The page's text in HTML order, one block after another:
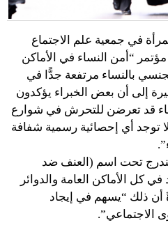
في جمعية علم الاجتماع
مؤتمر “أمن النساء في الأماكن
بالنساء مرتفعة جدًّا في
إلى أن بعض الخبراء يؤكدون
98% من النساء قد تعرضن للتحرش في شوارع
توجد أي إحصائية رسمية شفافة
تحت اسم (العنف ضد
كل الأماكن العامة والدوائر
أن ذلك “يسهم في إيجاد
الاجتماعي”.